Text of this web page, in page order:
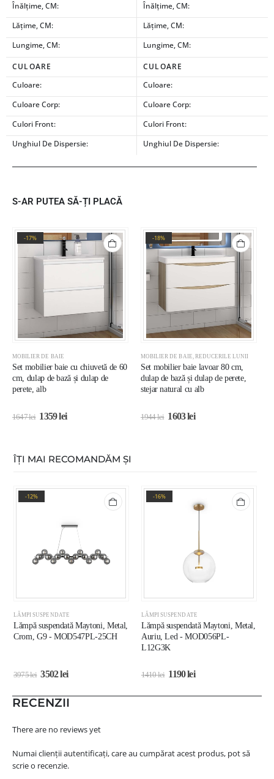
Înălțime, CM:
Înălțime, CM:
Lățime, CM:
Lățime, CM:
Lungime, CM:
Lungime, CM:
CULOARE
CULOARE
Culoare:
Culoare:
Culoare Corp:
Culoare Corp:
Culori Front:
Culori Front:
Unghiul De Dispersie:
Unghiul De Dispersie:
S-AR PUTEA SĂ-ȚI PLACĂ
-17%
MOBILIER DE BAIE
Set mobilier baie cu chiuvetă de 60
cm, dulap de bază și dulap de
perete, alb
1647lei 1359lei
-18%
MOBILIER DE BAIE, REDUCERILE LUNII
Set mobilier baie lavoar 80 cm,
dulap de bază și dulap de perete,
stejar natural cu alb
1944lei 1603lei
ÎȚI MAI RECOMANDĂM ȘI
-12%
LĂMPI SUSPENDATE
Lămpă suspendată Maytoni, Metal,
Crom, G9 - MOD547PL-25CH
3975lei 3502lei
-16%
LĂMPI SUSPENDATE
Lămpă suspendată Maytoni, Metal,
Auriu, Led - MOD056PL-
L12G3K
1410lei 1190lei
RECENZII
There are no reviews yet
Numai clienții autentificați, care au cumpărat acest produs, pot să
scrie o recenzie.